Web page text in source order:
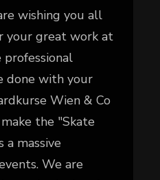
wishing you all
your great work at
done with your
Wien & Co
the "Skate
a massive
We are